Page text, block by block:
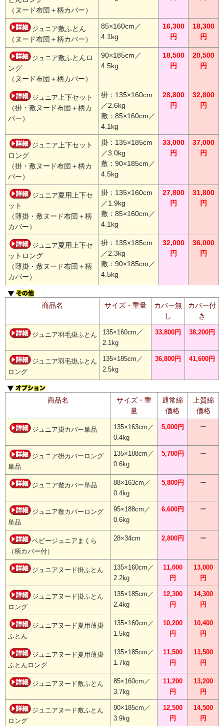
（ヌード布団＋柄カバー）
ジュニア敷ふとん
（ヌード布団＋柄カバー）
85×160cm／
4.1kg
16,300
円
18,300
円
ジュニア敷ふとんロ
ング
（ヌード布団＋柄カバー）
90×185cm／
4.5kg
18,500
円
20,500
円
ジュニア 上下セット
（掛・敷ヌード布団＋柄カ
バー）
掛：135×160cm
／2.6kg
敷：85×160cm／
4.1kg
28,800
円
32,800
円
ジュニア 上下セット
ロング
（掛・敷ヌード布団＋柄カ
バー）
掛：135×185cm
／3.0kg
敷：90×185cm／
4.5kg
33,000
円
37,000
円
ジュニア夏用上下セ
ット
（薄掛・敷ヌード布団＋柄
カバー）
掛：135×160cm
／1.9kg
敷：85×160cm／
4.1kg
27,800
円
31,800
円
ジュニア夏用上下セ
ットロング
（薄掛・敷ヌード布団＋柄
カバー）
掛：135×185cm
／2.3kg
敷：90×185cm／
4.5kg
32,000
円
36,000
円
商品名 サイズ・重量
カバー無
し
カバー付
き
ジュニア羽毛掛ふとん
135×160cm／
2.1kg
33,800円 38,200円
ジュニア羽毛掛ふとん
ロング
135×185cm／
2.5kg
36,800円 41,600円
商品名
サイズ・重
量
通常綿
価格
上質綿
価格
ジュニア掛カバー単品
135×163cm／
0.4kg
5,000円 ー
ジュニア掛カバーロング
単品
135×188cm／
0.6kg
5,700円 ー
ジュニア敷カバー単品
88×163cm／
0.4kg
5,800円 ー
ジュニア敷カバーロング
単品
95×188cm／
0.6kg
6,600円 ー
ベビージュニアまくら
（柄カバー付）
28×34cm 2,800円 ー
ジュニアヌード掛ふとん
135×160cm／
2.2kg
11,000
円
13,000
円
ジュニアヌード掛ふとん
ロング
135×185cm／
2.4kg
12,300
円
14,300
円
ジュニアヌード夏用薄掛
ふとん
135×160cm／
1.5kg
10,200
円
10,400
円
ジュニアヌード夏用薄掛
ふとんロング
135×185cm／
1.7kg
11,500
円
13,500
円
ジュニアヌード敷ふとん
85×160cm／
3.7kg
11,200
円
13,200
円
ジュニアヌード敷ふとん
ロング
90×185cm／
3.9kg
12,500
円
14,500
円